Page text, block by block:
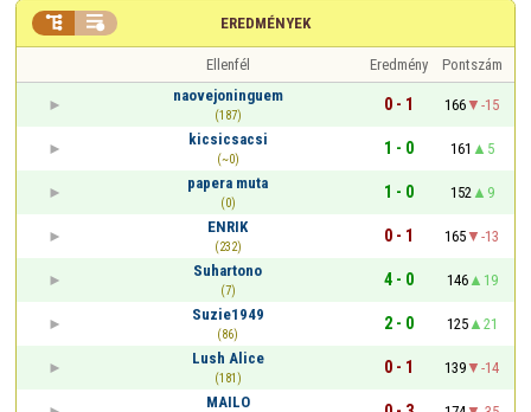
EREDMÉNYEK
 
Ellenfél Eredmény
Pontszám
naovejoninguem
(187)
0 - 1 166
-15
kicsicsacsi
(~0)
1 - 0 161
5
papera muta
(0)
1 - 0 152
9
ENRIK
(232)
0 - 1 165
-13
Suhartono
(7)
4 - 0 146
19
Suzie1949
(86)
2 - 0 125
21
Lush Alice
(181)
0 - 1 139
-14
MAILO